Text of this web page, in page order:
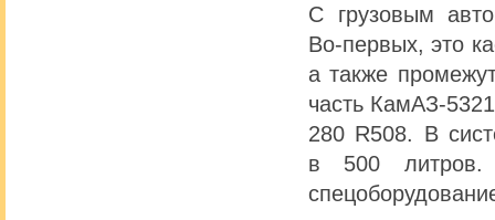
С грузовым
Во-первых, это
а также
часть КамАЗ-
280 R508. В
в 500 литров.